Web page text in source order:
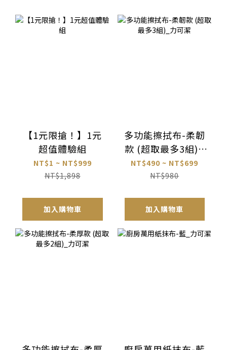
【1元限搶！】1元
超值體驗組
NT$1 ~ NT$999
NT$1,898
加入購物車
多功能擦拭布-柔韌
款 (超取最多3組)_
力可潔
NT$490 ~ NT$699
NT$980
加入購物車